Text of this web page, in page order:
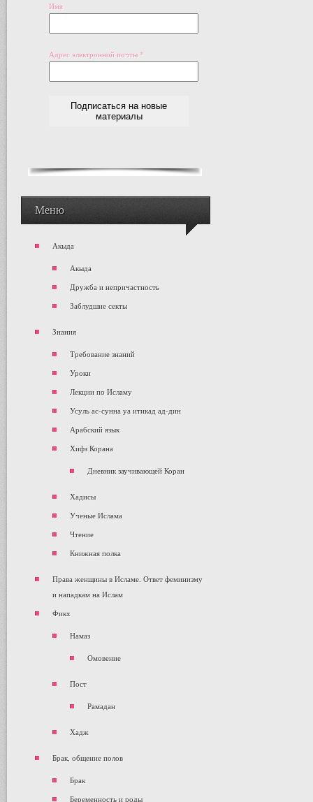
Имя
Адрес электронной почты *
Меню
Акыда
Акыда
Дружба и непричастность
Заблудшие секты
Знания
Требование знаний
Уроки
Лекции по Исламу
Усуль ас-сунна уа итикад ад-дин
Арабский язык
Хифз Корана
Дневник заучивающей Коран
Хадисы
Ученые Ислама
Чтение
Книжная полка
Права женщины в Исламе. Ответ феминизму
и нападкам на Ислам
Фикх
Намаз
Омовение
Пост
Рамадан
Хадж
Брак, общение полов
Брак
Беременность и роды